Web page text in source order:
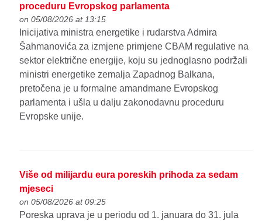
proceduru Evropskog parlamenta
on 05/08/2026 at 13:15
Inicijativa ministra energetike i rudarstva Admira
Šahmanovića za izmjene primjene CBAM regulative na
sektor električne energije, koju su jednoglasno podržali
ministri energetike zemalja Zapadnog Balkana,
pretočena je u formalne amandmane Evropskog
parlamenta i ušla u dalju zakonodavnu proceduru
Evropske unije.
Više od milijardu eura poreskih prihoda za sedam
mjeseci
on 05/08/2026 at 09:25
Poreska uprava je u periodu od 1. januara do 31. jula